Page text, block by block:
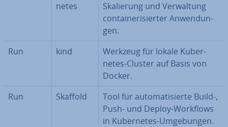
netes
Ska­lie­rung und Ver­wal­tung
con­tai­ne­ri­sier­ter An­wen­dun­
gen.
Run
kind
Werkzeug für lokale Ku­ber­
netes-Cluster auf Basis von
Docker.
Run
Skaffold
Tool für au­to­ma­ti­sier­te Build-,
Push- und Deploy-Workflows
in Ku­ber­netes-Um­ge­bun­gen.